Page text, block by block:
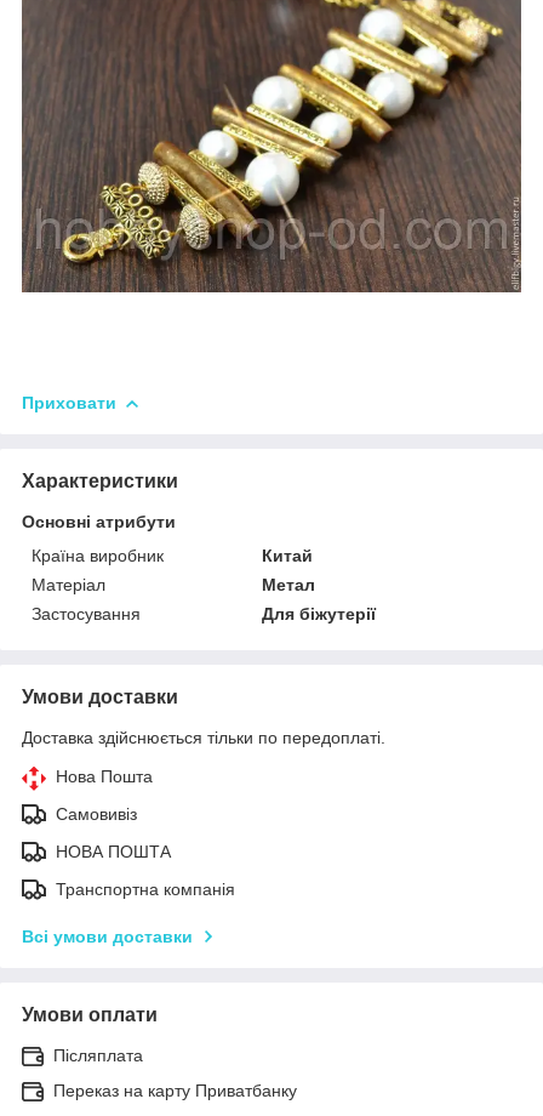
Приховати
Характеристики
Основні атрибути
Країна виробник
Китай
Матеріал
Метал
Застосування
Для біжутерії
Умови доставки
Доставка здійснюється тільки по передоплаті.
Нова Пошта
Самовивіз
НОВА ПОШТА
Транспортна компанія
Всі умови доставки
Умови оплати
Післяплата
Переказ на карту Приватбанку